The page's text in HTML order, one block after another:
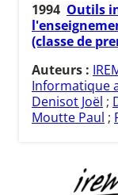
1994 Outils
(classe de
Auteurs :
Informatique
Denisot Joël ;
Moutte Paul ;